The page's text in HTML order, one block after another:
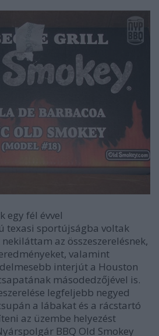
egy fél évvel
texasi sportújságba voltak
az összeszerelésnek,
valamint
interjút a Houston
másodedzőjével is.
legfeljebb negyed
a lábakat és a rácstartó
az üzembe helyezést
BBQ Old Smokey